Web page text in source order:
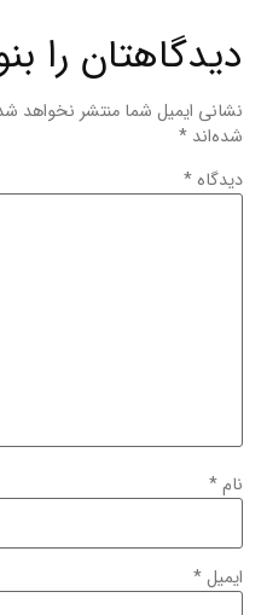
دیدگاهتان را
نشانی ایمیل شما منتشر نخواهد
شده‌اند *
دیدگاه *
نام*
ایمیل*